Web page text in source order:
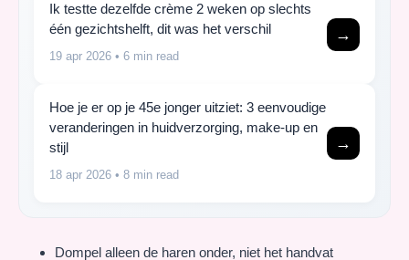
Ik testte dezelfde crème 2 weken op slechts
één gezichtshelft, dit was het verschil
19 apr 2026 • 6 min read
→
Hoe je er op je 45e jonger uitziet: 3 eenvoudige
veranderingen in huidverzorging, make-up en
stijl
18 apr 2026 • 8 min read
→
Dompel alleen de haren onder, niet het handvat